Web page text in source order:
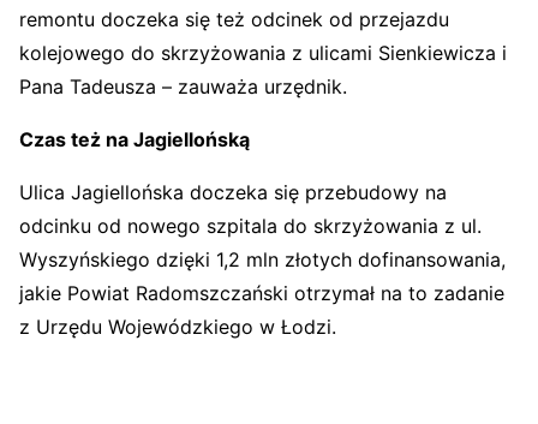
remontu doczeka się też odcinek od przejazdu
kolejowego do skrzyżowania z ulicami Sienkiewicza i
Pana Tadeusza – zauważa urzędnik.
Czas też na Jagiellońską
Ulica Jagiellońska doczeka się przebudowy na
odcinku od nowego szpitala do skrzyżowania z ul.
Wyszyńskiego dzięki 1,2 mln złotych dofinansowania,
jakie Powiat Radomszczański otrzymał na to zadanie
z Urzędu Wojewódzkiego w Łodzi.